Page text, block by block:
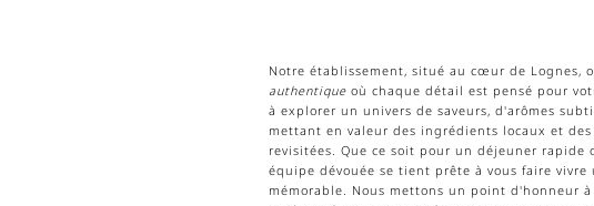
Notre établissement, situé au cœur de Lognes,
authentiqueoù chaque détail est pensé pour
à explorer un univers de saveurs, d'arômes
mettant en valeur des ingrédients locaux et
revisitées. Que ce soit pour un déjeuner
équipe dévouée se tient prête à vous faire
mémorable. Nous mettons un point d'honneur